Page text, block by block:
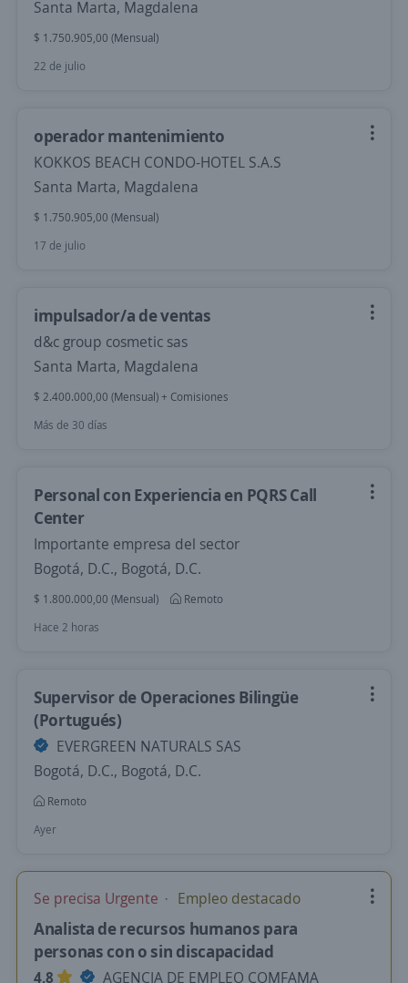
Santa Marta, Magdalena
$ 1.750.905,00 (Mensual)
22 de julio
operador mantenimiento
KOKKOS BEACH CONDO-HOTEL S.A.S
Santa Marta, Magdalena
$ 1.750.905,00 (Mensual)
17 de julio
impulsador/a de ventas
d&c group cosmetic sas
Santa Marta, Magdalena
$ 2.400.000,00 (Mensual) + Comisiones
Más de 30 días
Personal con Experiencia en PQRS Call
Center
Importante empresa del sector
Bogotá, D.C., Bogotá, D.C.
$ 1.800.000,00 (Mensual)
Remoto
Hace 2 horas
Supervisor de Operaciones Bilingüe
(Portugués)
EVERGREEN NATURALS SAS
Bogotá, D.C., Bogotá, D.C.
Remoto
Ayer
Se precisa Urgente Empleo destacado
Analista de recursos humanos para
personas con o sin discapacidad
4,8
AGENCIA DE EMPLEO COMFAMA